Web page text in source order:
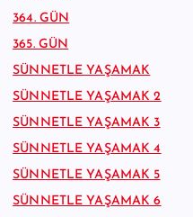
364. GÜN
365. GÜN
SÜNNETLE YAŞAMAK
SÜNNETLE YAŞAMAK 2
SÜNNETLE YAŞAMAK 3
SÜNNETLE YAŞAMAK 4
SÜNNETLE YAŞAMAK 5
SÜNNETLE YAŞAMAK 6